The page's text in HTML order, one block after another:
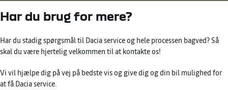
Har du brug for mere?
Har du stadig spørgsmål til Dacia service og hele processen bagved? Så
skal du være hjertelig velkommen til at kontakte os!
Vi vil hjælpe dig på vej på bedste vis og give dig og din bil mulighed for
at få Dacia service.